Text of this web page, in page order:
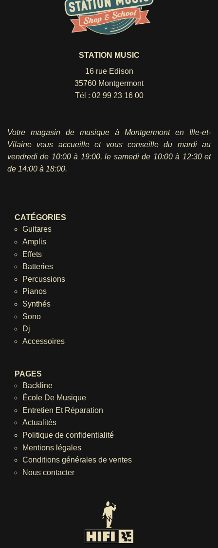
STATION MUSIC
16 rue Edison
35760 Montgermont
Tél : 02 99 23 16 00
Votre magasin de musique à Montgermont en Ille-et-
Vilaine vous accueille et vous conseille du mardi au
vendredi de 10:00 à 19:00, le samedi de 10:00 à 12:30 et
de 14:00 à 18:00.
CATÉGORIES
Guitares
Amplis
Effets
Batteries
Percussions
Pianos
Synthés
Sono
Dj
Accessoires
PAGES
Backline
École De Musique
Entretien Et Réparation
Actualités
Politique de confidentialité
Mentions légales
Conditions générales de ventes
Nous contacter